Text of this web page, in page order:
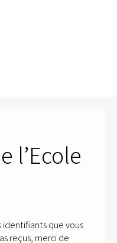
l’Ecole
identifiants que vous
reçus, merci de